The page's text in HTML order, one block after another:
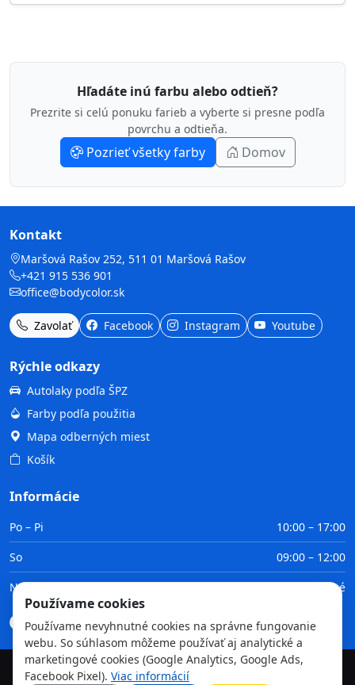
Hľadáte inú farbu alebo odtieň?
Prezrite si celú ponuku farieb a vyberte si presne podľa
povrchu a odtieňa.
Pozrieť všetky farby Domov
Kontakt
Maršová Rašov 252, 511 01 Maršová Rašov
+421 915 536 901
office@bodycolor.sk
Zavolať Facebook Instagram Youtube
Rýchle odkazy
Autolaky podľa ŠPZ
Farby podľa použitia
Mapa odberných miest
Košík
Informácie
Po – Pi
10:00 – 17:00
So
09:00 – 12:00
Ne
Zatvorené
Doprava Platba Obchodné podmienky GDPR
©2026TvojaFarba.sk • Všetky práva vyhradené
Používame cookies
Používame nevyhnutné cookies na správne fungovanie
webu. So súhlasom môžeme používať aj analytické a
marketingové cookies (Google Analytics, Google Ads,
Facebook Pixel). Viac informácií